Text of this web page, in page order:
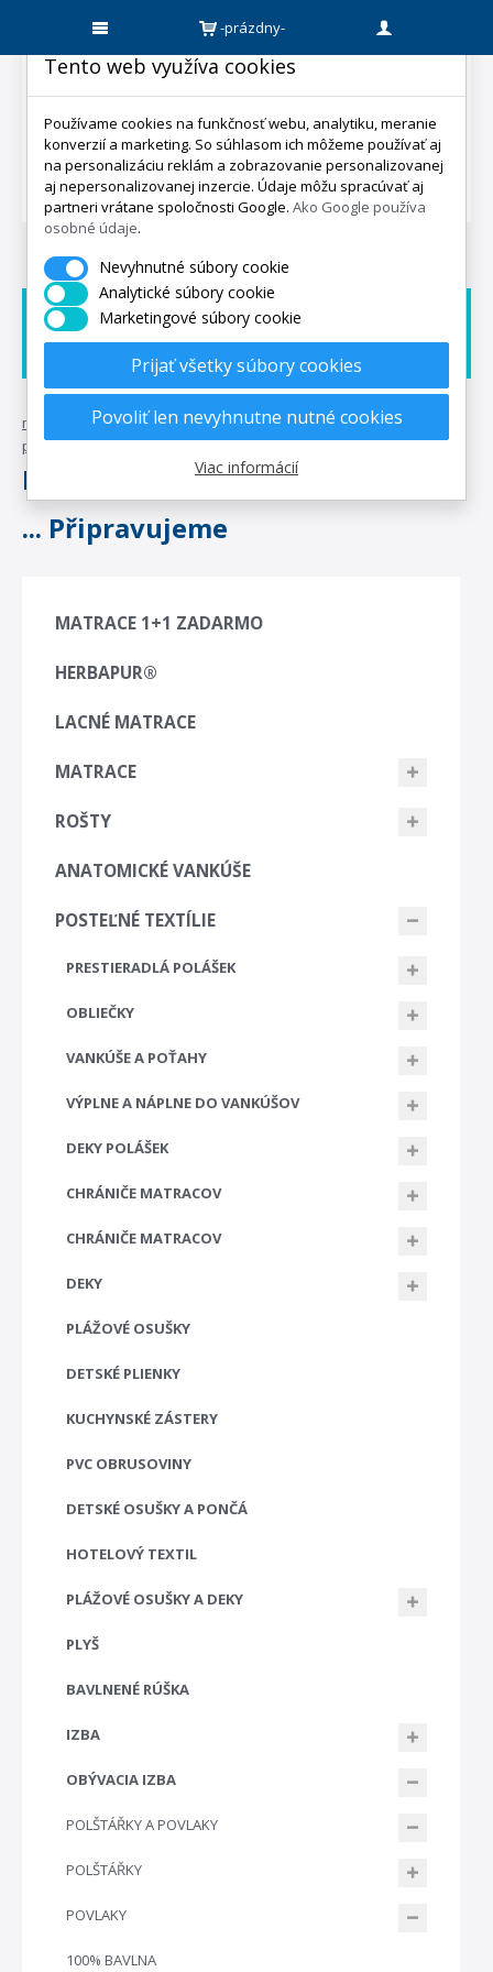
-prázdny-
Doprava zadarmo
Dárek zadarmo
Expedicia do 5 dní
mpo-matrace.sk • posteľné textílie•obývacia izba• polštářky a
povlaky•povlaky•home
Home
... Připravujeme
MATRACE 1+1 ZADARMO
HERBAPUR®
LACNÉ MATRACE
MATRACE
ROŠTY
ANATOMICKÉ VANKÚŠE
POSTEĽNÉ TEXTÍLIE
PRESTIERADLÁ POLÁŠEK
OBLIEČKY
VANKÚŠE A POŤAHY
VÝPLNE A NÁPLNE DO VANKÚŠOV
DEKY POLÁŠEK
CHRÁNIČE MATRACOV
CHRÁNIČE MATRACOV
DEKY
PLÁŽOVÉ OSUŠKY
DETSKÉ PLIENKY
KUCHYNSKÉ ZÁSTERY
PVC OBRUSOVINY
DETSKÉ OSUŠKY A PONČÁ
HOTELOVÝ TEXTIL
PLÁŽOVÉ OSUŠKY A DEKY
PLYŠ
BAVLNENÉ RÚŠKA
IZBA
OBÝVACIA IZBA
POLŠTÁŘKY A POVLAKY
POLŠTÁŘKY
POVLAKY
100% BAVLNA
Tento web využíva cookies
Používame cookies na funkčnosť webu, analytiku, meranie
konverzií a marketing. So súhlasom ich môžeme používať aj
na personalizáciu reklám a zobrazovanie personalizovanej
aj nepersonalizovanej inzercie. Údaje môžu spracúvať aj
partneri vrátane spoločnosti Google. Ako Google používa
osobné údaje.
Nevyhnutné súbory cookie
Analytické súbory cookie
Marketingové súbory cookie
Prijať všetky súbory cookies
Povoliť len nevyhnutne nutné cookies
Viac informácií